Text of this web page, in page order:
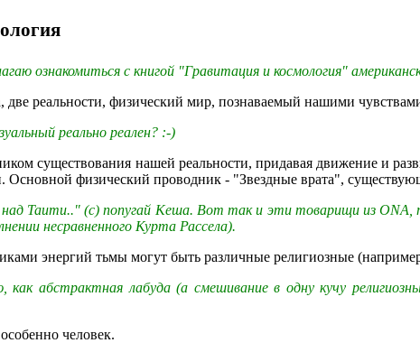
ознакомиться с книгой "Гравитация и космология"
две реальности, физический мир, познаваемый нашими
реально реален? :-)
существования нашей реальности, придавая движение и
Основной физический проводник - "Звездные врата",
Таити.." (с) попугай Кеша. Вот так и эти товарищи из ONA,
несравненного Курта Рассела).
энергий тьмы могут быть различные религиозные
как абстрактная лабуда (а смешивание в одну кучу
человек.